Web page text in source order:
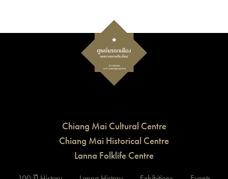
Chiang Mai Cultural Centre
Chiang Mai Historical Centre
Lanna Folklife Centre